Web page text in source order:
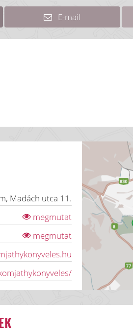
E-mail
, Madách utca 11.
megmutat
megmutat